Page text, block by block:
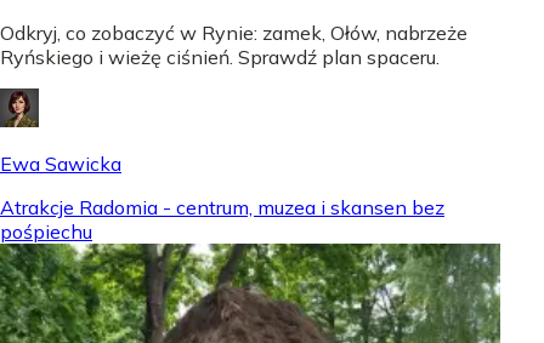
Odkryj, co zobaczyć w Rynie: zamek, Ołów, nabrzeże
Ryńskiego i wieżę ciśnień. Sprawdź plan spaceru.
Ewa Sawicka
Atrakcje Radomia - centrum, muzea i skansen bez
pośpiechu